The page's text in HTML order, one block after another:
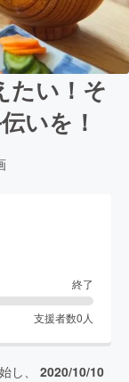
たい！そ
いを！
終了
支援者数0 人
し、 2020/10/10